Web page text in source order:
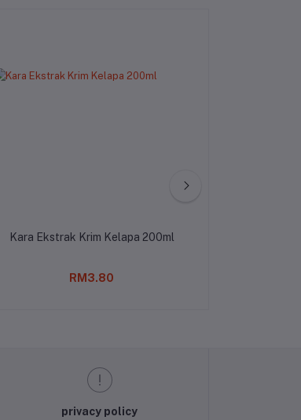
Kara Ekstrak Krim Kelapa 200ml
RM3.80
privacy policy